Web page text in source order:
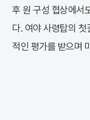
후 원 구성 협상에서
다. 여야 사령탑의
적인 평가를 받으며